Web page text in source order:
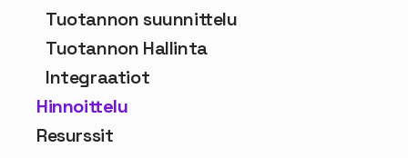
Tuotannon suunnittelu
Tuotannon Hallinta
Integraatiot
Hinnoittelu
Resurssit